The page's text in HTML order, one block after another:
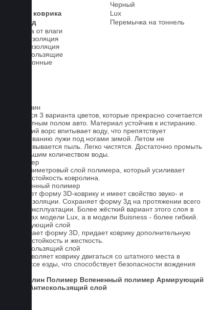
Черный
Класс коврика
Lux
2-й ряд
Перемычка на тоннель
Защита от влаги
Шумоизоляция
Теплоизоляция
Антискользящие
Всесезонные
Ковролин
Имеется 3 варианта цветов, которые прекрасно сочетается
со штатным полом авто. Материал устойчив к истиранию.
Короткий ворс впитывает воду, что препятствует
образованию лужи под ногами зимой. Летом не
образовывается пыль. Легко чистятся. Достаточно промыть
небольшим количеством воды.
Полимер
1-миллиметровый слой полимера, который усиливает
износостойкость ковролина.
Вспененный полимер
Придает форму 3D-коврику и имеет свойство звуко- и
теплоизоляции. Сохраняет форму 3д на протяжении всего
срока эксплуатации. Более жёсткий вариант этого слоя в
ковриках модели Lux, а в модели Buisness - более гибкий.
Армирующий слой
Усиливает форму 3D, придает коврику дополнительную
износостойкость и жесткость.
Антискользящий слой
Не позволяет коврику двигаться со штатного места в
процессе езды, что способствует безопасности вождения
Ковролин Полимер Вспененный полимер Армирующий
Антискользящий слой